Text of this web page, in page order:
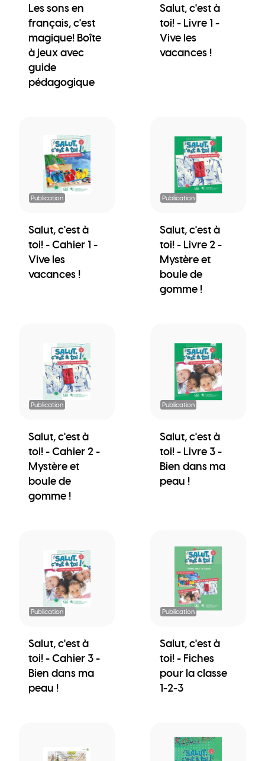
Les sons en
français, c'est
magique! Boîte
à jeux avec
guide
pédagogique
Salut, c'est à
toi! - Livre 1 -
Vive les
vacances !
Publication
Salut, c'est à
toi! - Cahier 1 -
Vive les
vacances !
Publication
Salut, c'est à
toi! - Livre 2 -
Mystère et
boule de
gomme !
Publication
Salut, c'est à
toi! - Cahier 2 -
Mystère et
boule de
gomme !
Publication
Salut, c'est à
toi! - Livre 3 -
Bien dans ma
peau !
Publication
Salut, c'est à
toi! - Cahier 3 -
Bien dans ma
peau !
Publication
Salut, c'est à
toi! - Fiches
pour la classe
1-2-3